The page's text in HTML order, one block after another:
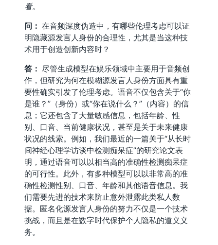
看。
问： 在音频深度伪造中，有哪些伦理考虑可以证
明隐藏源发言人身份的合理性，尤其是当这种技
术用于创造创新内容时？
答： 尽管生成模型在娱乐领域中主要用于音频创
作，但研究为何在模糊源发言人身份方面具有重
要性确实引发了伦理考虑。语音不仅包含关于“你
是谁？”（身份）或“你在说什么？”（内容）的信
息；它还包含了大量敏感信息，包括年龄、性
别、口音、当前健康状况，甚至是关于未来健康
状况的线索。例如，我们最近的一篇关于“从长时
间神经心理学访谈中检测痴呆症”的研究论文表
明，通过语音可以以相当高的准确性检测痴呆症
的可行性。此外，有多种模型可以以非常高的准
确性检测性别、口音、年龄和其他语音信息。我
们需要先进的技术来防止意外泄露此类私人数
据。匿名化源发言人身份的努力不仅是一个技术
挑战，而且是在数字时代保护个人隐私的道义义
务。